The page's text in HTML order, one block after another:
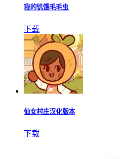
我的饥饿毛毛虫
下载
仙女村庄汉化版本
下载